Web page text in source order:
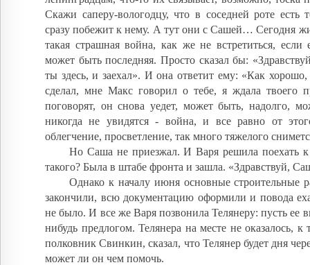
Скажи саперу-вологодцу, что в соседней роте есть
сразу побежит к нему. А тут они с Сашей… Сегодня
такая страшная война, как же не встретиться, если
может быть последняя. Просто сказал бы:
ты здесь, и заехал». И она ответит ему: «Как
сделал, мне Макс говорил о тебе, я ждала твоего
поговорят, он снова уедет, может быть, надолго,
никогда не увидятся - война, и все равно от
облегчение, просветление, так много тяжелого
Но Саша не приезжал. И Варя решила поехать
такого? Была в штабе фронта и зашла. «Здравствуй,
Однако к началу июня основные строительные
закончили, всю документацию оформили и повода
не было. И все же Варя позвонила Телянеру: пусть ее
нибудь предлогом. Телянера на месте не оказалось,
полковник Свинкин, сказал, что Телянер будет дня
может ли он чем помочь.